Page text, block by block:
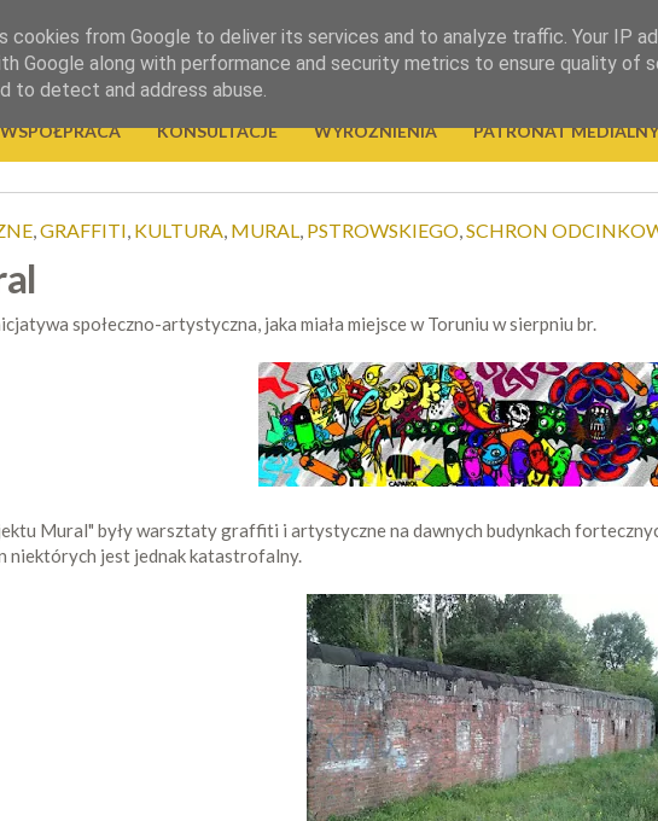
.
WSPÓŁPRACA KONSULTACJE WYRÓŻNIENIA PATRONAT MEDIALNY
,GRAFFITI, KULTURA, MURAL, PSTROWSKIEGO,SCHRON
społeczno-artystyczna, jaka miała miejsce w Toruniu w sierpniu br.
Mural" były warsztaty graffiti i artystyczne na dawnych budynkach
niektórych jest jednak katastrofalny.
cookies from Google to deliver its services and to analyze traffic. Your IP
Google along with performance and security metrics to ensure quality of
to detect and address abuse.